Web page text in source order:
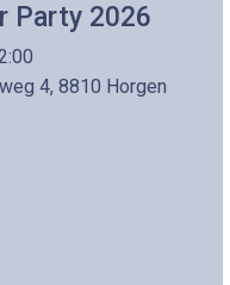
Party 2026
4, 8810 Horgen